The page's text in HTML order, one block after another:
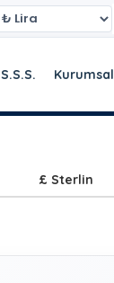
S.S.S. Kurumsal
£ Sterlin